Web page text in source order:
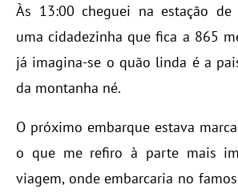
Às 13:00 cheguei na estação
uma cidadezinha que fica a 865
já imagina-se o quão linda é a
da montanha né.
O próximo embarque estava
o que me refiro à parte mais
viagem, onde embarcaria no